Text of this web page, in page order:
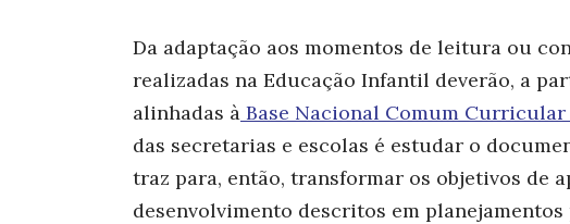
Da adaptação aos momentos de leitura ou
realizadas na Educação Infantil deverão, a
alinhadas à Base Nacional Comum Curricular
das secretarias e escolas é estudar o
traz para, então, transformar os objetivos de
desenvolvimento descritos em planejamentos